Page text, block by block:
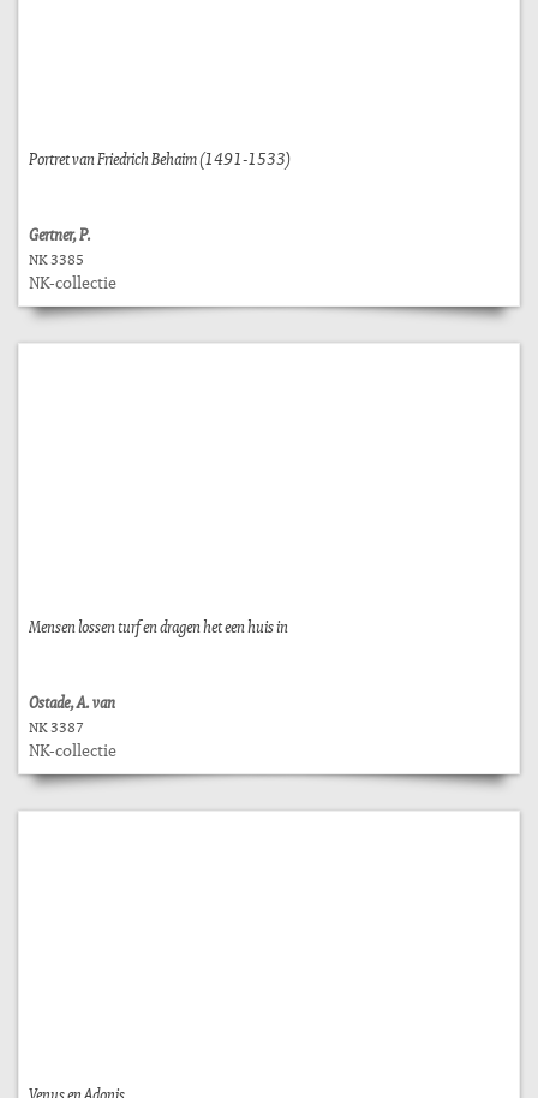
Portret van Friedrich Behaim (1491-1533)
Gertner, P.
NK 3385
NK-collectie
Mensen lossen turf en dragen het een huis in
Ostade, A. van
NK 3387
NK-collectie